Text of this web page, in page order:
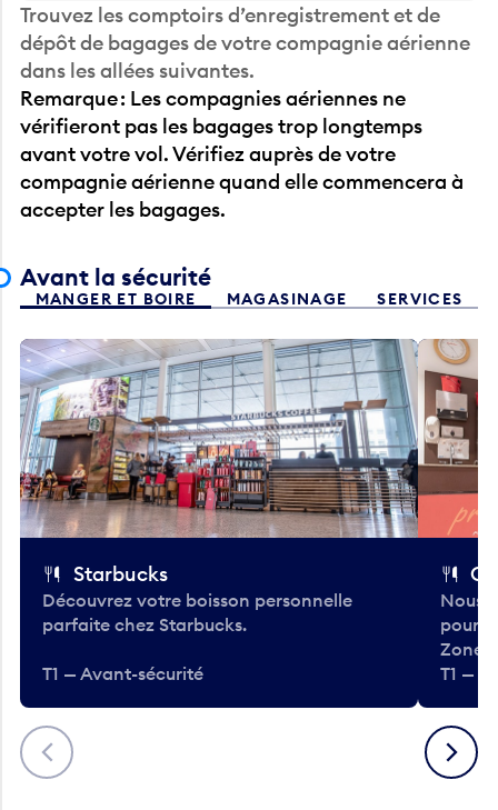
Trouvez les comptoirs d’enregistrement et de
dépôt de bagages de votre compagnie aérienne
dans les allées suivantes.
Remarque : Les compagnies aériennes ne
vérifieront pas les bagages trop longtemps
avant votre vol. Vérifiez auprès de votre
compagnie aérienne quand elle commencera à
accepter les bagages.
Avant la sécurité
MANGER ET BOIRE MAGASINAGE SERVICES
Précédent
Starbucks
Découvrez votre boisson personnelle
parfaite chez Starbucks.
T1 — Avant-sécurité
Nous
pour
Zone.
T1 —
Suivant